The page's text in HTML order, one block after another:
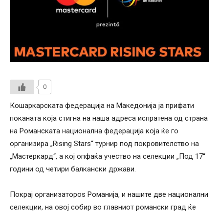
0
Кошаркарската федерација на Македонија ја прифати
поканата која стигна на наша адреса испратена од страна
на Романската национална федерација која ќе го
организира „Rising Stars“ турнир под покровителство на
„Мастеркард“, а кој опфаќа учество на селекции „Под 17“
години од четири балкански држави.
Покрај организатороѕ Романија, и нашите две национални
селекции, на овој собир во главниот романски град ќе